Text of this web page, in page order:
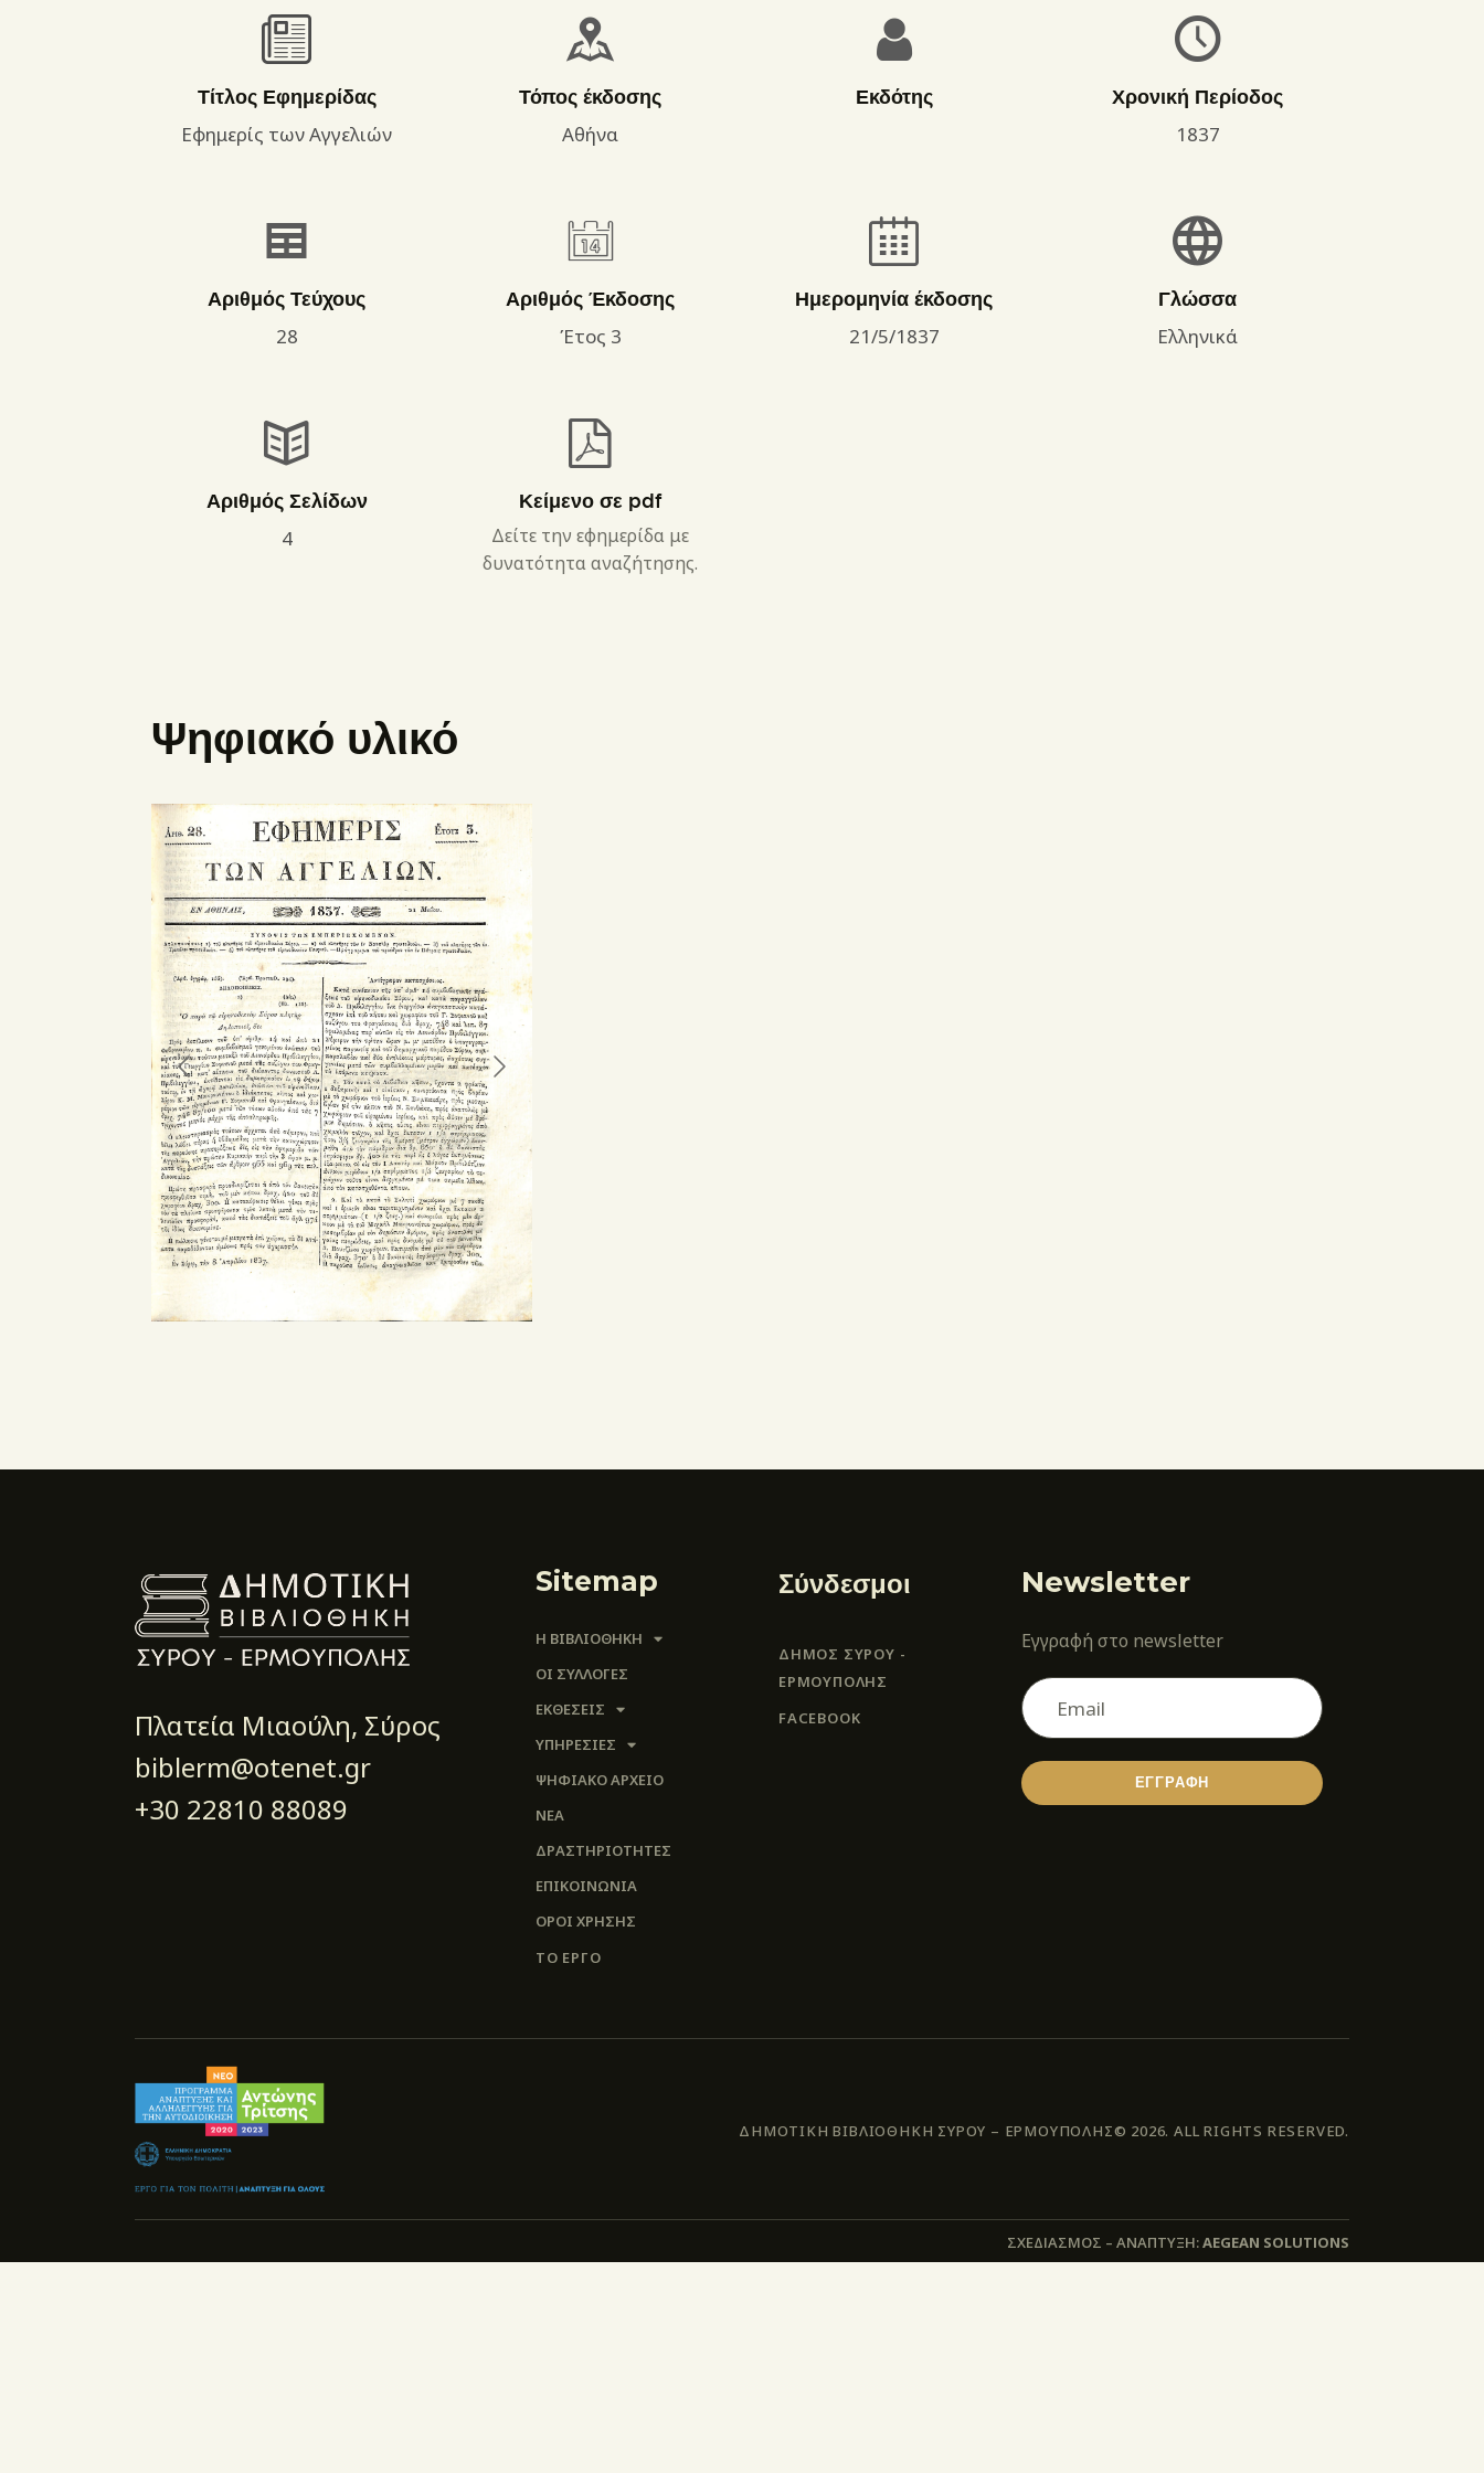
Τίτλος Εφημερίδας
Εφημερίς των Αγγελιών
Τόπος έκδοσης
Αθήνα
Εκδότης
Χρονική Περίοδος
1837
Αριθμός Τεύχους
28
Αριθμός Έκδοσης
Έτος 3
Ημερομηνία έκδοσης
21/5/1837
Γλώσσα
Ελληνικά
Αριθμός Σελίδων
4
Κείμενο σε pdf
Δείτε την εφημερίδα με
δυνατότητα αναζήτησης.
Ψηφιακό υλικό
Πλατεία Μιαούλη, Σύρος
biblerm@otenet.gr
+30 22810 88089
Sitemap
Η ΒΙΒΛΙΟΘΗΚΗ
ΟΙ ΣΥΛΛΟΓΈΣ
ΕΚΘΕΣΕΙΣ
ΥΠΗΡΕΣΙΕΣ
ΨΗΦΙΑΚΌ ΑΡΧΕΊΟ
ΝΕΑ
ΔΡΑΣΤΗΡΙΟΤΗΤΕΣ
ΕΠΙΚΟΙΝΩΝΊΑ
ΌΡΟΙ ΧΡΉΣΗΣ
ΤΟ ΕΡΓΟ
Σύνδεσμοι
ΔΗΜΟΣ ΣΥΡΟΥ -
ΕΡΜΟΎΠΟΛΗΣ
FACEBOOK
Newsletter
Εγγραφή στο newsletter
ΕΓΓΡΑΦΗ
ΔΗΜΟΤΙΚΗ ΒΙΒΛΙΟΘΗΚΗ ΣΥΡΟΥ – ΕΡΜΟΥΠΟΛΗΣ© 2026. ALL RIGHTS RESERVED.
ΣΧΕΔΙΑΣΜΟΣ – ΑΝΑΠΤΥΞΗ:AEGEAN SOLUTIONS